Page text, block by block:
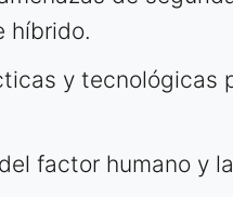
híbrido.
y tecnológicas
factor humano y